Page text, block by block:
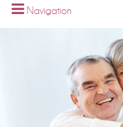
Navigation